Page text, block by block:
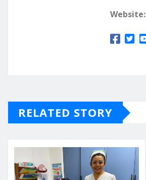
Website:
RELATED STORY